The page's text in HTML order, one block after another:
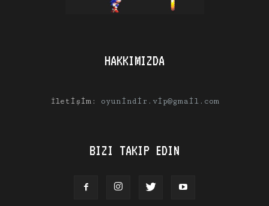
HAKKIMIZDA
İletişim: oyunindir.vip@gmail.com
BIZI TAKIP EDIN